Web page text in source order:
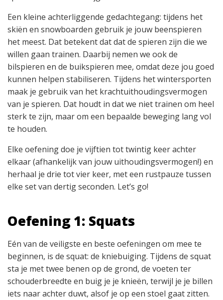
Een kleine achterliggende gedachtegang: tijdens het
skiën en snowboarden gebruik je jouw beenspieren
het meest. Dat betekent dat dat de spieren zijn die we
willen gaan trainen. Daarbij nemen we ook de
bilspieren en de buikspieren mee, omdat deze jou goed
kunnen helpen stabiliseren. Tijdens het wintersporten
maak je gebruik van het krachtuithoudingsvermogen
van je spieren. Dat houdt in dat we niet trainen om heel
sterk te zijn, maar om een bepaalde beweging lang vol
te houden.
Elke oefening doe je vijftien tot twintig keer achter
elkaar (afhankelijk van jouw uithoudingsvermogen!) en
herhaal je drie tot vier keer, met een rustpauze tussen
elke set van dertig seconden. Let’s go!
Oefening 1: Squats
Eén van de veiligste en beste oefeningen om mee te
beginnen, is de squat: de kniebuiging. Tijdens de squat
sta je met twee benen op de grond, de voeten ter
schouderbreedte en buig je je knieën, terwijl je je billen
iets naar achter duwt, alsof je op een stoel gaat zitten.